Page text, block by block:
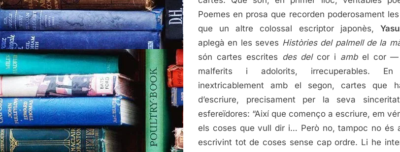
Poemes en prosa que recorden poderosament
que un altre colossal escriptor japonès,
aplegà en les seves Històries del palmell de la
són cartes escrites des delcor i ambel cor —
malferits i adolorits, irrecuperables.
inextricablement amb el segon, cartes que
d’escriure, precisament per la seva
esfereïdores: “Així que començo a escriure, em
els coses que vull dir i… Però no, tampoc no és
escrivint tot de coses sense cap ordre. Li he